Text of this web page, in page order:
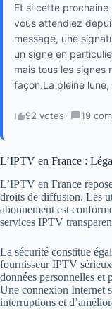
Et si cette
vous attendiez
message, une
un signe en
mais tous les signes
façon.La pleine
92 votes · 19
L’IPTV en France :
L’IPTV en France
droits de diffusion. Les
abonnement est
services IPTV
La sécurité constitue
fournisseur IPTV
données personnelles et
Une connexion Internet
interruptions et